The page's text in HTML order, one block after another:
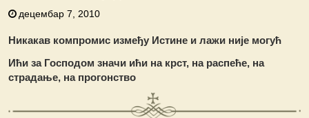
децембар 7, 2010
Никакав компромис између Истине и лажи није могућ
Ићи за Господом значи ићи на крст, на распеће, на
страдање, на прогонство